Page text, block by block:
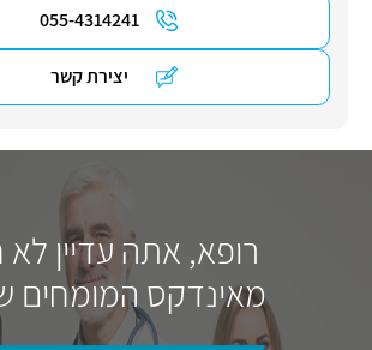
055-4314241
יצירת קשר
רופא, אתה עדיין
מאינדקס המומחים